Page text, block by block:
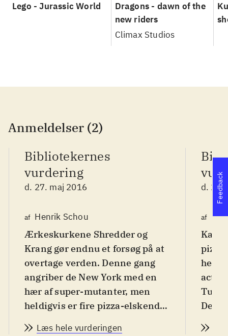
Lego - Jurassic World
Dragons - dawn of the
new riders
Climax Studios
Anmeldelser (2)
Bibliotekernes
vurdering
d. 27. maj 2016
af Henrik Schou
Ærkeskurkene Shredder og
Krang gør endnu et forsøg på at
overtage verden. Denne gang
angriber de New York med en
hær af super-mutanter, men
heldigvis er fire pizza-elskende
Læs hele vurderingen
d. 27.
af
Den
Feedback